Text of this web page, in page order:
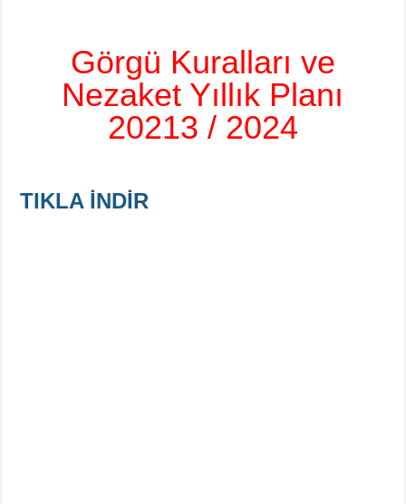
Görgü Kuralları ve
Nezaket Yıllık Planı
20213 / 2024
TIKLA İNDİR